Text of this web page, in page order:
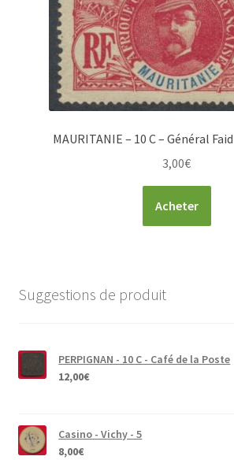
MAURITANIE – 10 C – Général
3,00€
Acheter
Suggestions de produit
PERPIGNAN - 10 C - Café de la Poste
12,00€
Casino - Vichy - 5
8,00€